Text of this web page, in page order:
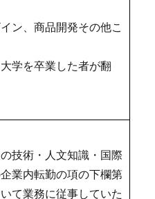
ン、商品開発その他こ
学を卒業した者が翻
技術・人文知識・国際
業内転勤の項の下欄第
て業務に従事していた